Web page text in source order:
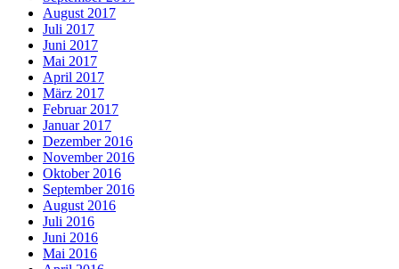
August 2017
Juli 2017
Juni 2017
Mai 2017
April 2017
März 2017
Februar 2017
Januar 2017
Dezember 2016
November 2016
Oktober 2016
September 2016
August 2016
Juli 2016
Juni 2016
Mai 2016